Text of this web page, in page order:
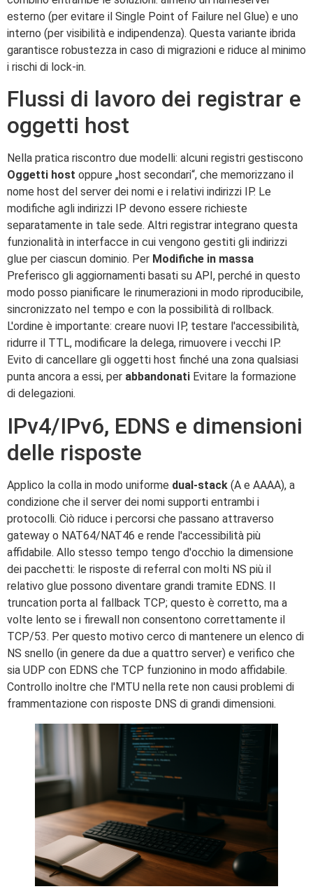
esterno (per evitare il Single Point of Failure nel Glue) e uno
interno (per visibilità e indipendenza). Questa variante ibrida
garantisce robustezza in caso di migrazioni e riduce al minimo
i rischi di lock-in.
Flussi di lavoro dei registrar e
oggetti host
Nella pratica riscontro due modelli: alcuni registri gestiscono
Oggetti host oppure „host secondari“, che memorizzano il
nome host del server dei nomi e i relativi indirizzi IP. Le
modifiche agli indirizzi IP devono essere richieste
separatamente in tale sede. Altri registrar integrano questa
funzionalità in interfacce in cui vengono gestiti gli indirizzi
glue per ciascun dominio. Per Modifiche in massa
Preferisco gli aggiornamenti basati su API, perché in questo
modo posso pianificare le rinumerazioni in modo riproducibile,
sincronizzato nel tempo e con la possibilità di rollback.
L'ordine è importante: creare nuovi IP, testare l'accessibilità,
ridurre il TTL, modificare la delega, rimuovere i vecchi IP.
Evito di cancellare gli oggetti host finché una zona qualsiasi
punta ancora a essi, per abbandonati Evitare la formazione
di delegazioni.
IPv4/IPv6, EDNS e dimensioni
delle risposte
Applico la colla in modo uniforme dual-stack (A e AAAA), a
condizione che il server dei nomi supporti entrambi i
protocolli. Ciò riduce i percorsi che passano attraverso
gateway o NAT64/NAT46 e rende l'accessibilità più
affidabile. Allo stesso tempo tengo d'occhio la dimensione
dei pacchetti: le risposte di referral con molti NS più il
relativo glue possono diventare grandi tramite EDNS. Il
truncation porta al fallback TCP; questo è corretto, ma a
volte lento se i firewall non consentono correttamente il
TCP/53. Per questo motivo cerco di mantenere un elenco di
NS snello (in genere da due a quattro server) e verifico che
sia UDP con EDNS che TCP funzionino in modo affidabile.
Controllo inoltre che l'MTU nella rete non causi problemi di
frammentazione con risposte DNS di grandi dimensioni.